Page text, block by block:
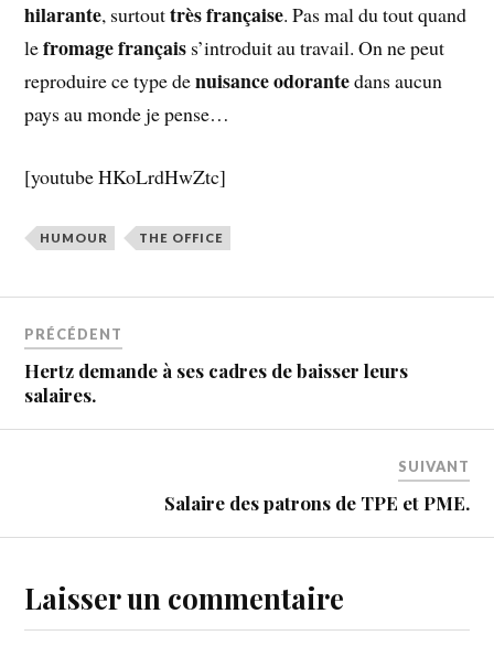
hilarante, surtouttrès française. Pas mal du tout quand
lefromage français s’introduit au travail. On ne peut
reproduire ce type denuisance odorantedans aucun
pays au monde je pense…
[youtube HKoLrdHwZtc]
HUMOUR THE OFFICE
PRÉCÉDENT
Hertz demande à ses cadres de baisser leurs
salaires.
SUIVANT
Salaire des patrons de TPE et PME.
Laisser un commentaire